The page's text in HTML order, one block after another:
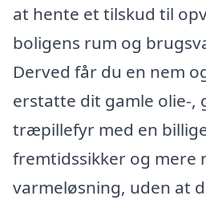
at hente et tilskud til
boligens rum og
Derved får du en nem
erstatte dit gamle olie-,
træpillefyr med en
fremtidssikker og mere
varmeløsning, uden at